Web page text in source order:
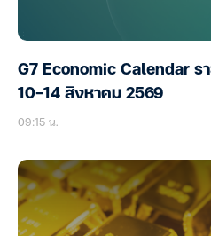
G7 Economic Calendar ร
10-14 สิงหาคม 2569
09:15 น.